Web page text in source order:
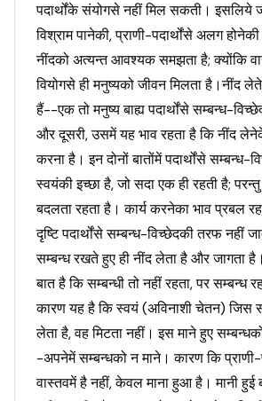
पदार्थोंके संयोगसे नहीं मिल सकती। इसलिये
विश्राम पानेकी, प्राणी-पदार्थोंसे अलग
नींदको अत्यन्त आवश्यक समझता है; क्योंकि
वियोगसे ही मनुष्यको जीवन मिलता है।नींद
हैं--एक तो मनुष्य बाह्य पदार्थोंसे सम्बन्ध-
और दूसरी, उसमें यह भाव रहता है कि नींद
करना है। इन दोनों बातोंमें पदार्थोंसे सम्बन्ध-
स्वयंकी इच्छा है, जो सदा एक ही रहती है;
बदलता रहता है। कार्य करनेका भाव प्रबल
दृष्टि पदार्थोंसे सम्बन्ध-विच्छेदकी तरफ नहीं
सम्बन्ध रखते हुए ही नींद लेता है और जागता
बात है कि सम्बन्धी तो नहीं रहता, पर सम्बन्ध
कारण यह है कि स्वयं (अविनाशी चेतन) जिस
लेता है, वह मिटता नहीं। इस माने हुए
-अपनेमें सम्बन्धको न माने। कारण कि प्राणी-
वास्तवमें है नहीं, केवल माना हुआ है। मानी हुई